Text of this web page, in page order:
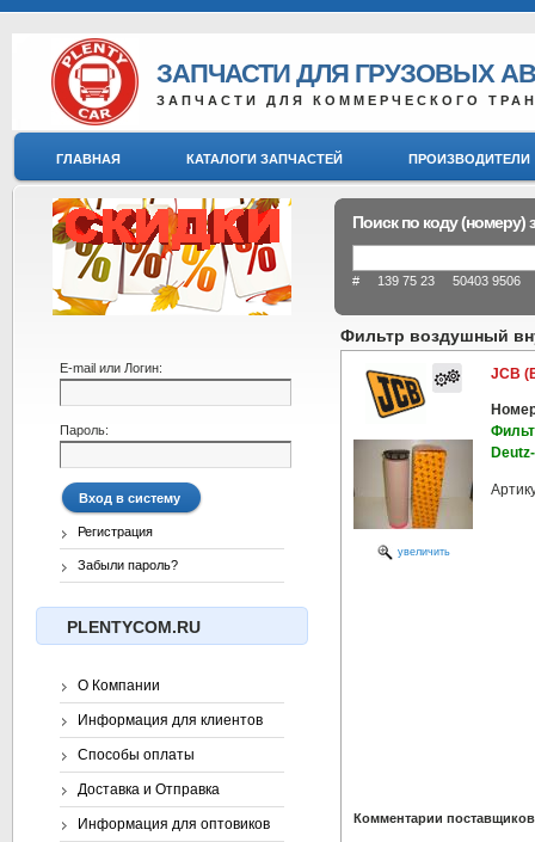
ЗАПЧАСТИ ДЛЯ ГРУЗОВЫХ
ЗАПЧАСТИ ДЛЯ КОММЕРЧЕСКОГО
ГЛАВНАЯ КАТАЛОГИ ЗАПЧАСТЕЙ ПРОИЗВОДИТЕЛИ
Поиск по коду (номеру)
# 139 75 23 50403 9506
Фильтр воздушный
увеличить
JCB
Комментарии
E-mail или Логин:
Пароль:
Регистрация
Забыли пароль?
PLENTYCOM.RU
О Компании
Информация для клиентов
Способы оплаты
Доставка и Отправка
Информация для оптовиков